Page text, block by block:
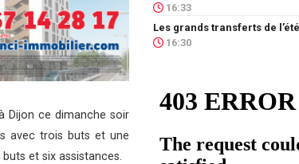
Dijon ce dimanche soir
avec trois buts et une
et six assistances.
16:33
16:30